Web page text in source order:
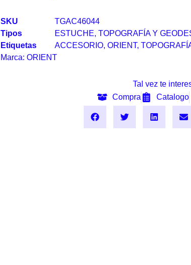
SKU
TGAC46044
Tipos
ESTUCHE, TOPOGRAFÍA Y
Etiquetas
ACCESORIO, ORIENT,
Marca: ORIENT
Tal vez te
Compra
Catalogo